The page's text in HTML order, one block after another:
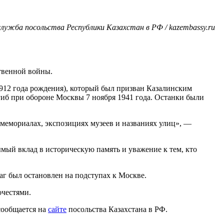
посольства Республики Казахстан в РФ / kazembassy.ru
войны.
года рождения), который был призван Казалинским
при обороне Москвы 7 ноября 1941 года. Останки были
экспозициях музеев и названиях улиц», —
вклад в историческую память и уважение к тем, кто
был остановлен на подступах к Москве.
на сайте посольства Казахстана в РФ.